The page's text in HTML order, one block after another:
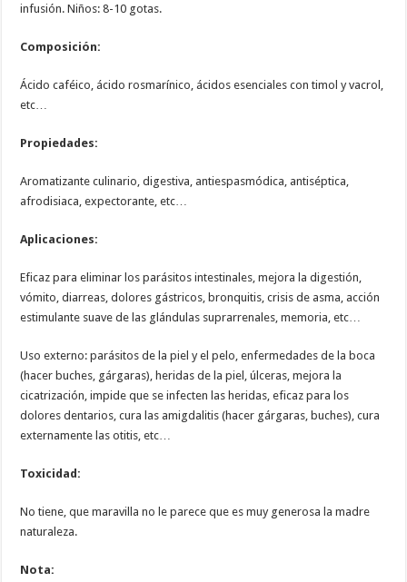
infusión. Niños: 8-10 gotas.
Composición:
Ácido caféico, ácido rosmarínico, ácidos esenciales con timol y vacrol,
etc…
Propiedades:
Aromatizante culinario, digestiva, antiespasmódica, antiséptica,
afrodisiaca, expectorante, etc…
Aplicaciones:
Eficaz para eliminar los parásitos intestinales, mejora la digestión,
vómito, diarreas, dolores gástricos, bronquitis, crisis de asma, acción
estimulante suave de las glándulas suprarrenales, memoria, etc…
Uso externo: parásitos de la piel y el pelo, enfermedades de la boca
(hacer buches, gárgaras), heridas de la piel, úlceras, mejora la
cicatrización, impide que se infecten las heridas, eficaz para los
dolores dentarios, cura las amigdalitis (hacer gárgaras, buches), cura
externamente las otitis, etc…
Toxicidad:
No tiene, que maravilla no le parece que es muy generosa la madre
naturaleza.
Nota: